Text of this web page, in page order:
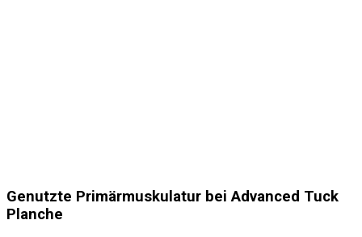
Genutzte Primärmuskulatur bei Advanced Tuck
Planche